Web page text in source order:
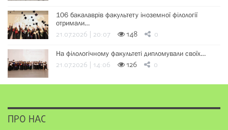
106 бакалаврів факультету іноземної філології
отримали…
21.07.2026 | 20:07 148 0
На філологічному факультеті дипломували своїх…
21.07.2026 | 14:06 126 0
ПРО НАС